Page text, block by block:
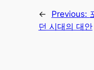
← Previous:
던 시대의 대안